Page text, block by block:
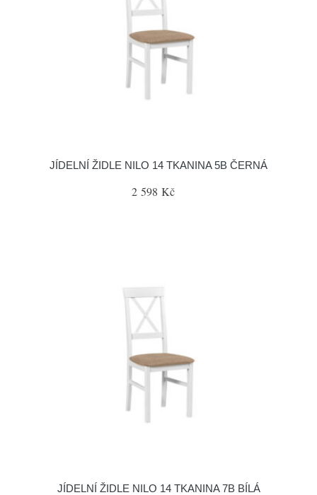
JÍDELNÍ ŽIDLE NILO 14 TKANINA 5B ČERNÁ
2 598 Kč
JÍDELNÍ ŽIDLE NILO 14 TKANINA 7B BÍLÁ